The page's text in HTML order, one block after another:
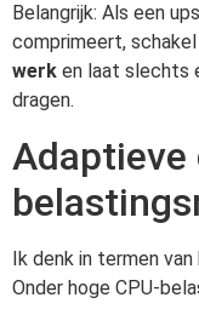
Belangrijk: Als een
comprimeert,
werk en laat slechts
dragen.
Adaptieve
Ik denk in termen
Onder hoge CPU-